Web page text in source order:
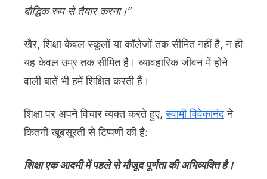
बौद्धिक रूप से तैयार करना।”
खैर, शिक्षा केवल स्कूलों या कॉलेजों तक सीमित नहीं है, न ही
यह केवल उम्र तक सीमित है। व्यावहारिक जीवन में होने
वाली बातें भी हमें शिक्षित करती हैं।
शिक्षा पर अपने विचार व्यक्त करते हुए,स्वामी विवेकानंदने
कितनी खूबसूरती से टिप्पणी की है:
शिक्षा एक आदमी में पहले से मौजूद पूर्णता की अभिव्यक्ति है।